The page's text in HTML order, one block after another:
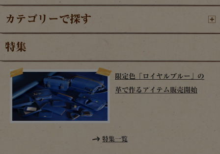
カテゴリーで探す
特集
限定色「ロイヤルブルー」の
革で作るアイテム販売開始
特集一覧